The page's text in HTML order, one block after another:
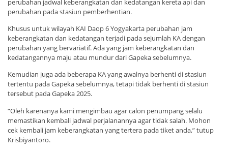
perubahan jadwal keberangkatan dan kedatangan kereta api dan
perubahan pada stasiun pemberhentian.
Khusus untuk wilayah KAI Daop 6 Yogyakarta perubahan jam
keberangkatan dan kedatangan terjadi pada sejumlah KA dengan
perubahan yang bervariatif. Ada yang jam keberangkatan dan
kedatangannya maju atau mundur dari Gapeka sebelumnya.
Kemudian juga ada beberapa KA yang awalnya berhenti di stasiun
tertentu pada Gapeka sebelumnya, tetapi tidak berhenti di stasiun
tersebut pada Gapeka 2025.
“Oleh karenanya kami mengimbau agar calon penumpang selalu
memastikan kembali jadwal perjalanannya agar tidak salah. Mohon
cek kembali jam keberangkatan yang tertera pada tiket anda,” tutup
Krisbiyantoro.